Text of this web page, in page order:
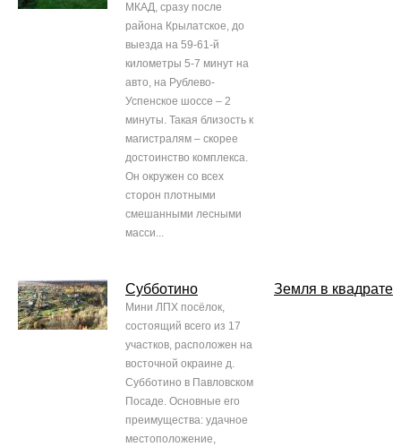
МКАД, сразу после
района Крылатское, до
выезда на 59-61-й
километры 5-7 минут на
авто, на Рублево-
Успенское шоссе – 2
минуты. Такая близость к
магистралям – скорее
достоинство комплекса.
Он окружен со всех
сторон плотными
смешанными лесными
масси...
Субботино
Мини ЛПХ посёлок,
состоящий всего из 17
участков, расположен на
восточной окраине д.
Субботино в Павловском
Посаде. Основные его
преимущества: удачное
местоположение,
Земля в квадрате